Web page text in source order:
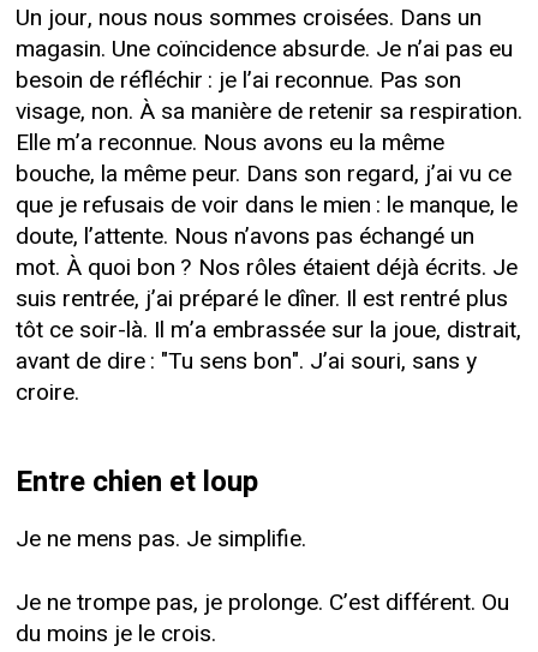
Un jour, nous nous sommes croisées. Dans un
magasin. Une coïncidence absurde. Je n’ai pas eu
besoin de réfléchir : je l’ai reconnue. Pas son
visage, non. À sa manière de retenir sa respiration.
Elle m’a reconnue. Nous avons eu la même
bouche, la même peur. Dans son regard, j’ai vu ce
que je refusais de voir dans le mien : le manque, le
doute, l’attente. Nous n’avons pas échangé un
mot. À quoi bon ? Nos rôles étaient déjà écrits. Je
suis rentrée, j’ai préparé le dîner. Il est rentré plus
tôt ce soir-là. Il m’a embrassée sur la joue, distrait,
avant de dire : "Tu sens bon". J’ai souri, sans y
croire.
Entre chien et loup
Je ne mens pas. Je simplifie.
Je ne trompe pas, je prolonge. C’est différent. Ou
du moins je le crois.